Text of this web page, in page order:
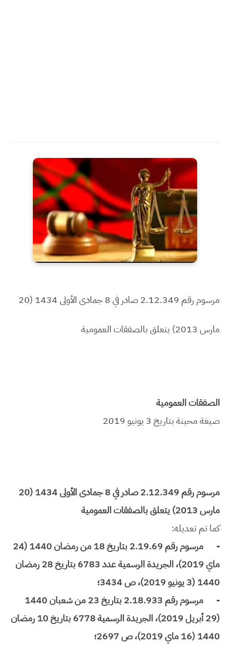
مرسوم رقم 2.12.349 صادر في 8 جمادى الأولى 1434 (20
مارس 2013) يتعلق بالصفقات العمومية
الصفقات العمومية
صيغة محينة بتاريخ 3 يونيو 2019
مرسوم رقم 2.12.349 صادر في 8 جمادى الأولى 1434 (20
مارس 2013) يتعلق بالصفقات العمومية
كما تم تعديله:
-
مرسوم رقم 2.19.69 بتاريخ 18 من رمضان 1440 (24
ماي 2019)، الجريدة الرسمية عدد 6783 بتاريخ 28 رمضان
1440 (3 يونيو 2019)، ص 3434؛
-
مرسوم رقم 2.18.933 بتاريخ 23 من شعبان 1440
(29 أبريل 2019)، الجريدة الرسمية 6778 بتاريخ 10 رمضان
1440 (16 ماي 2019)، ص 2697؛